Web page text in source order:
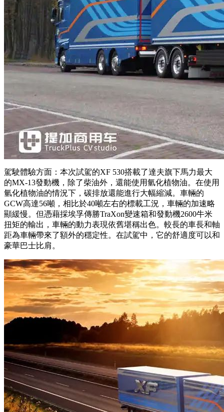
駕駛體驗方面：本次試駕的XF 530搭載了達夫旗下馬力最大
的MX-13發動機，除了柴油外，還能使用氫化植物油。在使用
氫化植物油的情況下，碳排放還能進行大幅縮減。車輛的
GCW高達56噸，相比於40噸左右的標載工況，車輛的加速略
顯緩慢。但憑藉採埃孚傳勝TraXon變速箱和發動機2600牛米
扭矩的輸出，車輛的動力表現依舊堪稱出色。較長的車長和軸
距為車輛帶來了額外的穩定性。在試駕中，它的舒適度可以和
豪華巴士比肩。